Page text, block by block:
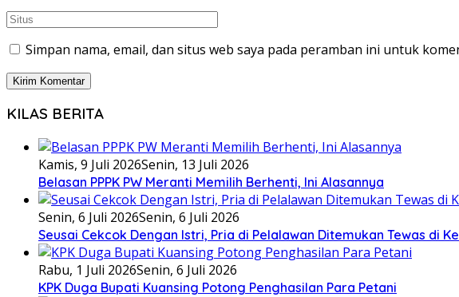
Simpan nama, email, dan situs web saya pada peramban ini untuk
KILAS BERITA
Kamis, 9 Juli 2026Senin, 13 Juli 2026
Belasan PPPK PW Meranti Memilih Berhenti, Ini Alasannya
Senin, 6 Juli 2026Senin, 6 Juli 2026
Seusai Cekcok Dengan Istri, Pria di Pelalawan Ditemukan Tewas di
Rabu, 1 Juli 2026Senin, 6 Juli 2026
KPK Duga Bupati Kuansing Potong Penghasilan Para Petani